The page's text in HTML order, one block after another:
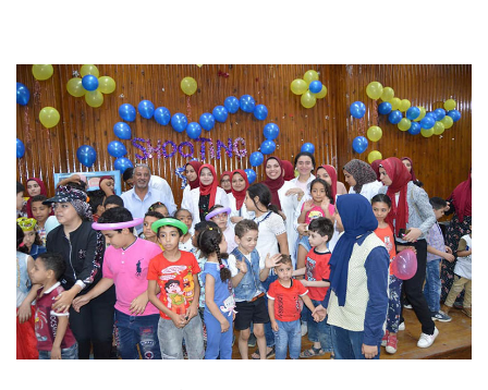
الطلاب
هيئة التدريس
الدراسات العليا
الخريجين
الموظفون